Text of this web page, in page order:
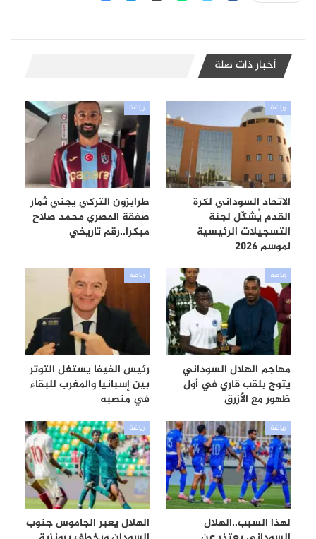
أخبار ذات صلة
رياضة
الاتحاد السوداني لكرة
القدم يُشكّل لجنة
التسجيلات الرئيسية
لموسم 2026
رياضة
طرابزون التركي يجني ثمار
صفقة المصري محمد صلاح
مبكرا..رقم تاريخي
رياضة
مهاجم الهلال السوداني
يتوج بلقب قاري في أول
ظهور مع الأزرق
رياضة
رئيس الفيفا يستغل التوتر
بين إسبانيا والمغرب للبقاء
في منصبه
رياضة
لهذا السبب..الهلال
رياضة
الهلال يعبر الجاموس جنوب